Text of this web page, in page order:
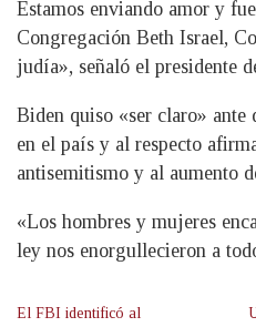
Estamos enviando amor y
Congregación Beth Israel,
judía», señaló el presidente
Biden quiso «ser claro»
en el país y al respecto
antisemitismo y al aumento
«Los hombres y mujeres
ley nos enorgullecieron a
El FBI identificó al